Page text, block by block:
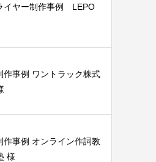
作事例 LEPONT様
イヤー制作事例 LEPO
作事例 ワントラック株式
作事例 オンライン作詞教
様